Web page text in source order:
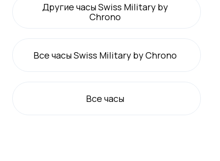
Другие часы Swiss Military by
Chrono
Всечасы Swiss Military by Chrono
Всечасы